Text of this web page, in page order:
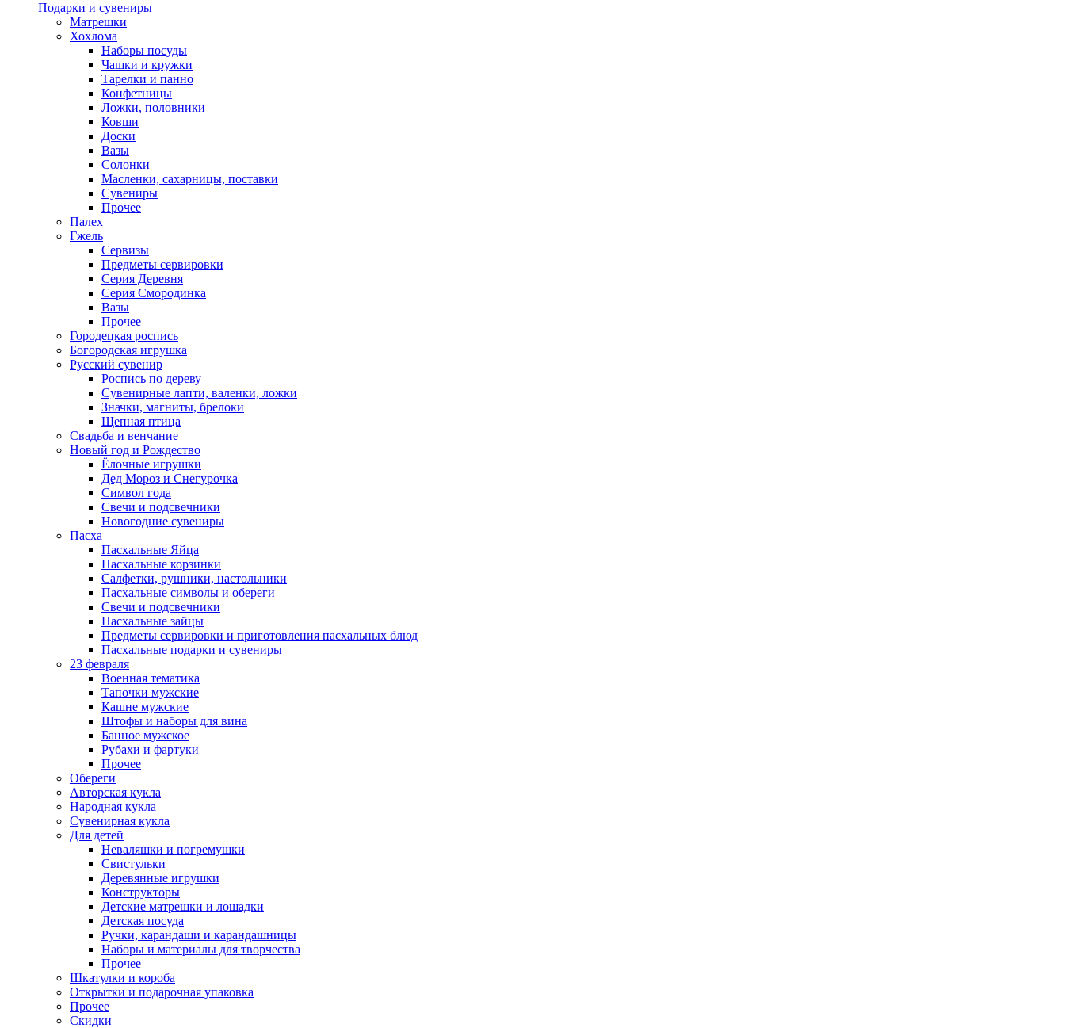
Подарки и сувениры
Матрешки
Хохлома
Наборы посуды
Чашки и кружки
Тарелки и панно
Конфетницы
Ложки, половники
Ковши
Доски
Вазы
Солонки
Масленки, сахарницы, поставки
Сувениры
Прочее
Палех
Гжель
Сервизы
Предметы сервировки
Серия Деревня
Серия Смородинка
Вазы
Прочее
Городецкая роспись
Богородская игрушка
Русский сувенир
Роспись по дереву
Сувенирные лапти, валенки, ложки
Значки, магниты, брелоки
Щепная птица
Свадьба и венчание
Новый год и Рождество
Ёлочные игрушки
Дед Мороз и Снегурочка
Символ года
Свечи и подсвечники
Новогодние сувениры
Пасха
Пасхальные Яйца
Пасхальные корзинки
Салфетки, рушники, настольники
Пасхальные символы и обереги
Свечи и подсвечники
Пасхальные зайцы
Предметы сервировки и приготовления пасхальных блюд
Пасхальные подарки и сувениры
23 февраля
Военная тематика
Тапочки мужские
Кашне мужские
Штофы и наборы для вина
Банное мужское
Рубахи и фартуки
Прочее
Обереги
Авторская кукла
Народная кукла
Сувенирная кукла
Для детей
Неваляшки и погремушки
Свистульки
Деревянные игрушки
Конструкторы
Детские матрешки и лошадки
Детская посуда
Ручки, карандаши и карандашницы
Наборы и материалы для творчества
Прочее
Шкатулки и короба
Открытки и подарочная упаковка
Прочее
Скидки